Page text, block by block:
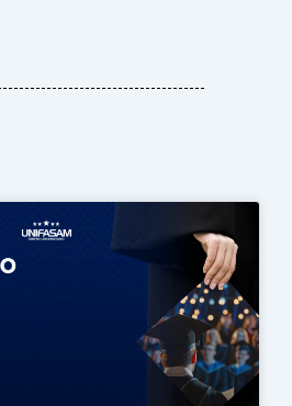
PáginaPágina
PáginaPáginaPágina